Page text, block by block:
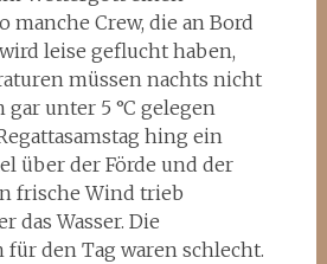
manche Crew, die an Bord
leise geflucht haben,
müssen nachts nicht
unter 5 °C gelegen
hing ein
über der Förde und der
frische Wind trieb
das Wasser. Die
den Tag waren schlecht.